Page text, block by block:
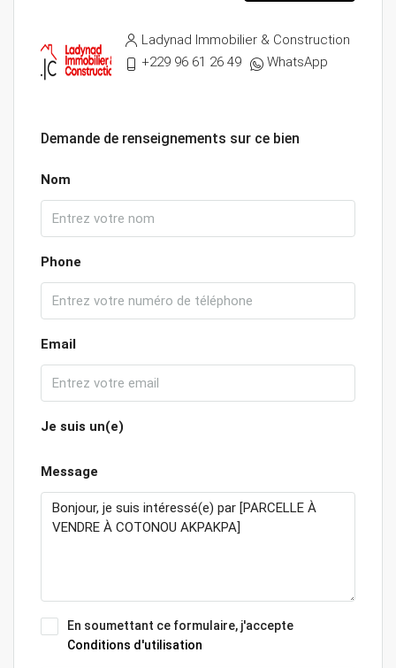
Ladynad Immobilier & Construction
+229 96 61 26 49
WhatsApp
Demande de renseignements sur ce bien
Nom
Phone
Email
Je suis un(e)
Message
En soumettant ce formulaire, j'accepte
Conditions d'utilisation